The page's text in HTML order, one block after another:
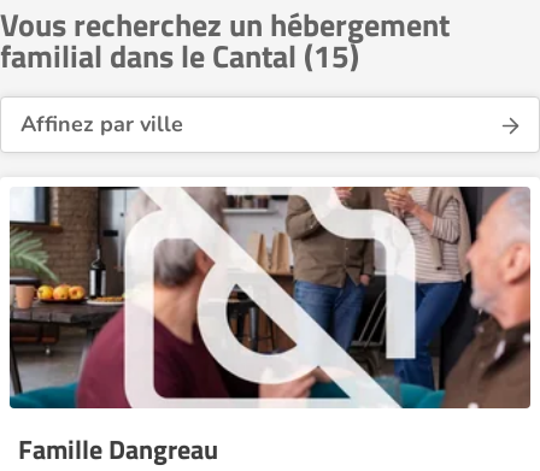
Vous recherchez un hébergement
familial dans le Cantal (15)
Affinez par ville
Famille Dangreau